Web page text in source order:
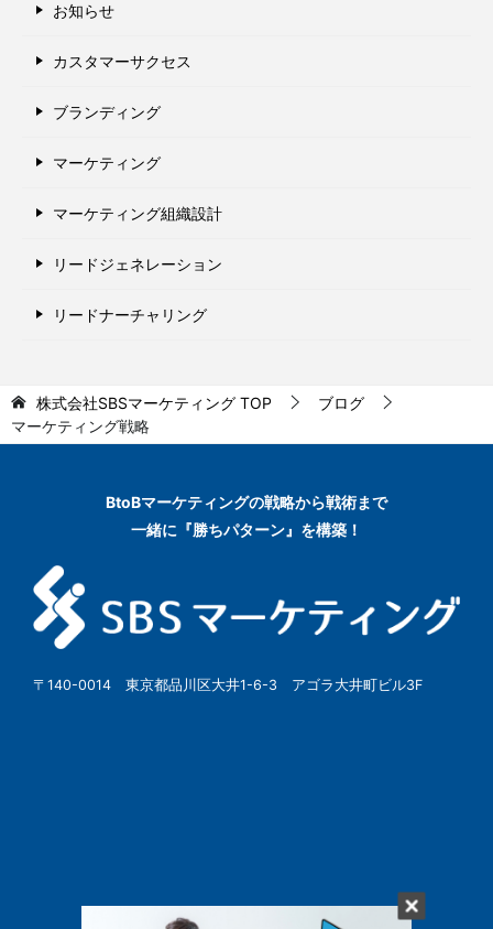
お知らせ
カスタマーサクセス
ブランディング
マーケティング
マーケティング組織設計
リードジェネレーション
リードナーチャリング
株式会社SBSマーケティング TOP
ブログ
マーケティング戦略
BtoBマーケティングの戦略から戦術まで
一緒に『勝ちパターン』を構築！
〒140-0014 東京都品川区大井1-6-3 アゴラ大井町ビル3F